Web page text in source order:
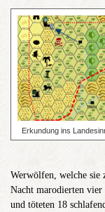
Erkundung ins
Werwölfen, welche sie
Nacht marodierten vier
und töteten 18